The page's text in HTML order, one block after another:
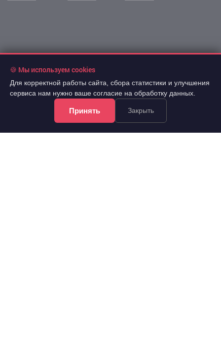
🍪 Мы используем cookies
Для корректной работы сайта, сбора статистики и улучшения
сервиса нам нужно ваше согласие на обработку данных.
Принять Закрыть